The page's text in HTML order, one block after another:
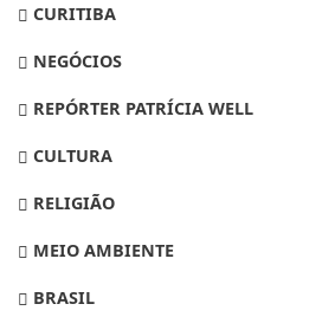
CURITIBA
NEGÓCIOS
REPÓRTER PATRÍCIA WELL
CULTURA
RELIGIÃO
MEIO AMBIENTE
BRASIL